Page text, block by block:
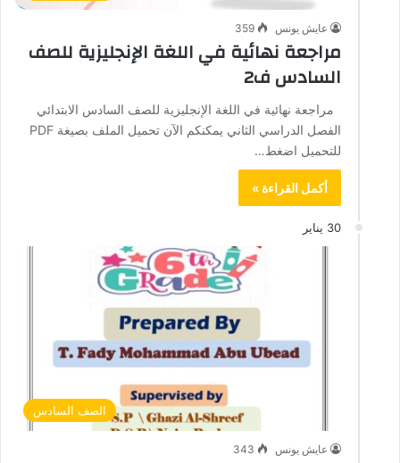
عايش يونس 359
مراجعة نهائية في اللغة الإنجليزية للصف
السادس ف2
مراجعة نهائية في اللغة الإنجليزية للصف السادس الابتدائي
الفصل الدراسي الثاني يمكنكم الآن تحميل الملف بصيغة PDF
للتحميل اضغط…
أكمل القراءة »
30 يناير
الصف السادس
عايش يونس 343